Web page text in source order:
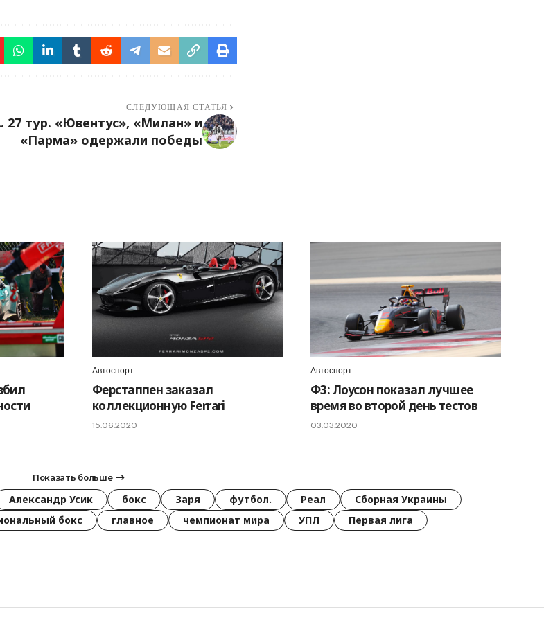
СЛЕДУЮЩАЯ СТАТЬЯ
27 тур. «Ювентус», «Милан» и
«Парма» одержали победы
Автоспорт
Ферстаппен заказал
коллекционную Ferrari
15.06.2020
Автоспорт
Ф3: Лоусон показал лучшее
время во второй день тестов
03.03.2020
Показать больше
Александр Усик бокс Заря футбол. Реал
Сборная Украины
бокс главное чемпионат мира УПЛ
Первая лига